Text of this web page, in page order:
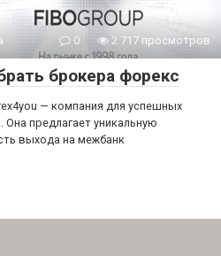
0 2 717 просмотров
брокера форекс
— компания для успешных
Она предлагает уникальную
выхода на межбанк